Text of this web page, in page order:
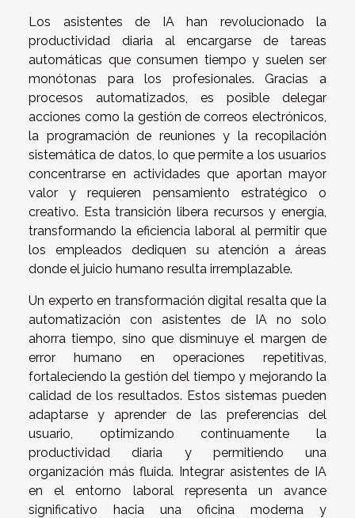
Los asistentes de IA han revolucionado la
productividad diaria al encargarse de tareas
automáticas que consumen tiempo y suelen ser
monótonas para los profesionales. Gracias a
procesos automatizados, es posible delegar
acciones como la gestión de correos electrónicos,
la programación de reuniones y la recopilación
sistemática de datos, lo que permite a los usuarios
concentrarse en actividades que aportan mayor
valor y requieren pensamiento estratégico o
creativo. Esta transición libera recursos y energía,
transformando la eficiencia laboral al permitir que
los empleados dediquen su atención a áreas
donde el juicio humano resulta irremplazable.
Un experto en transformación digital resalta que la
automatización con asistentes de IA no solo
ahorra tiempo, sino que disminuye el margen de
error humano en operaciones repetitivas,
fortaleciendo la gestión del tiempo y mejorando la
calidad de los resultados. Estos sistemas pueden
adaptarse y aprender de las preferencias del
usuario, optimizando continuamente la
productividad diaria y permitiendo una
organización más fluida. Integrar asistentes de IA
en el entorno laboral representa un avance
significativo hacia una oficina moderna y